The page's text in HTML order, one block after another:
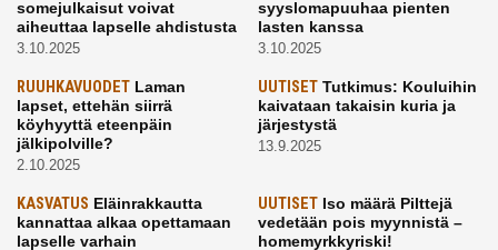
somejulkaisut voivat
aiheuttaa lapselle ahdistusta
3.10.2025
syyslomapuuhaa pienten
lasten kanssa
3.10.2025
RUUHKAVUODET Laman
lapset, ettehän siirrä
köyhyyttä eteenpäin
jälkipolville?
2.10.2025
UUTISETTutkimus: Kouluihin
kaivataan takaisin kuria ja
järjestystä
13.9.2025
KASVATUS Eläinrakkautta
kannattaa alkaa opettamaan
lapselle varhain
UUTISETIso määrä Pilttejä
vedetään pois myynnistä –
homemyrkkyriski!